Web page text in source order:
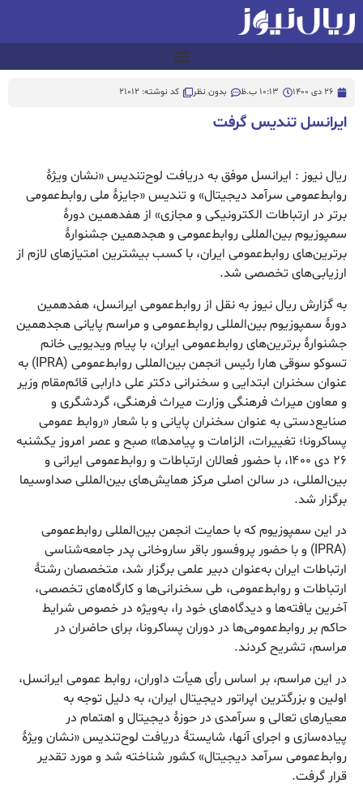
26 دی 1400 10:13 ب.ظ بدون نظر کد نوشته: 21012
ایرانسل تندیس گرفت
ریال نیوز : ایرانسل موفق به دریافت لوح‌تندیس «نشان ویژۀ
روابط‌عمومی سرآمد دیجیتال» و تندیس «جایزۀ ملی روابط‌عمومی
برتر در ارتباطات الکترونیکی و مجازی» از هفدهمین دورۀ
سمپوزیوم بین‌المللی روابط‌عمومی و هجدهمین جشنوارۀ
برترین‌های روابط‌عمومی ایران، با کسب بیشترین امتیازهای لازم از
ارزیابی‌های تخصصی شد.
به گزارش ریال نیوز به نقل از روابط‌عمومی ایرانسل، هفدهمین
دورۀ سمپوزیوم بین‌المللی روابط‌عمومی و مراسم پایانی هجدهمین
جشنوارۀ برترین‌های روابط‌عمومی ایران، با پیام ویدیویی خانم
تسوکو سوقی هارا رئیس انجمن بین‌المللی روابط‌عمومی (IPRA) به
عنوان سخنران ابتدایی و سخنرانی دکتر علی دارابی قائم‌مقام وزیر
و معاون میراث فرهنگی وزارت میراث فرهنگی، گردشگری و
صنایع‌دستی به عنوان سخنران پایانی و با شعار «روابط عمومی
پساکرونا؛ تغییرات، الزامات و پیامدها» صبح و عصر امروز یکشنبه
۲۶ دی ۱۴۰۰، با حضور فعالان ارتباطات و روابط‌عمومی ایرانی و
بین‌المللی، در سالن اصلی مرکز همایش‌های بین‌المللی صداوسیما
برگزار شد.
در این سمپوزیوم که با حمایت انجمن بین‌المللی روابط‌عمومی
(IPRA) و با حضور پروفسور باقر ساروخانی پدر جامعه‌شناسی
ارتباطات ایران به‌عنوان دبیر علمی برگزار شد، متخصصان رشتۀ
ارتباطات و روابط‌عمومی، طی سخنرانی‌ها و کارگاه‌های تخصصی،
آخرین یافته‌ها و دیدگاه‌های خود را، به‌ویژه در خصوص شرایط
حاکم بر روابط‌عمومی‌ها در دوران پساکرونا، برای حاضران در
مراسم، تشریح کردند.
در این مراسم، بر اساس رأی هیأت داوران، روابط عمومی ایرانسل،
اولین و بزرگترین اپراتور دیجیتال ایران، به دلیل توجه به
معیارهای تعالی و سرآمدی در حوزۀ دیجیتال و اهتمام در
پیاده‌سازی و اجرای آنها، شایستۀ دریافت لوح‌تندیس «نشان ویژۀ
روابط‌عمومی سرآمد دیجیتال» کشور شناخته شد و مورد تقدیر
قرار گرفت.